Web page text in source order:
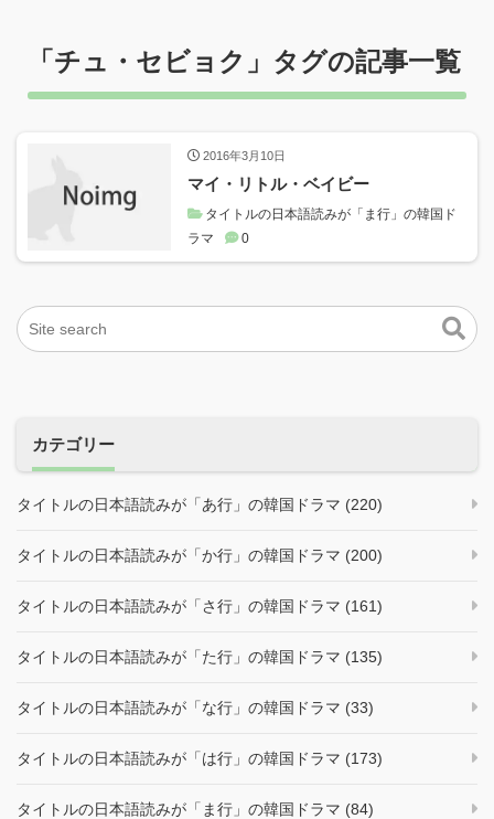
「チュ・セビョク 」タグの記事一覧
2016年3月10日
マイ・リトル・ベイビー
タイトルの日本語読みが「ま行」の韓国ド
ラマ
0
カテゴリー
タイトルの日本語読みが「あ行」の韓国ドラマ (220)
タイトルの日本語読みが「か行」の韓国ドラマ (200)
タイトルの日本語読みが「さ行」の韓国ドラマ (161)
タイトルの日本語読みが「た行」の韓国ドラマ (135)
タイトルの日本語読みが「な行」の韓国ドラマ (33)
タイトルの日本語読みが「は行」の韓国ドラマ (173)
タイトルの日本語読みが「ま行」の韓国ドラマ (84)